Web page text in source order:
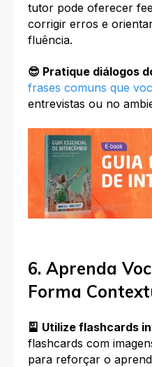
tutor pode oferecer
corrigir erros e
fluência.
😎 Pratique diálogos
frases comuns que
entrevistas ou no
6. Aprenda
Forma
🎴 Utilize flashcards
flashcards com
para reforçar o